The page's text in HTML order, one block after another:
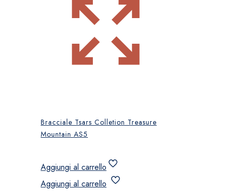
Bracciale Tsars Colletion Treasure
Mountain AS5
Aggiungi al carrello
Aggiungi al carrello